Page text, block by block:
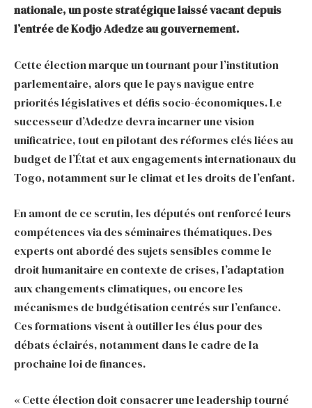
nationale, un poste stratégique laissé vacant depuis
l’entrée de Kodjo Adedze au gouvernement.
Cette élection marque un tournant pour l’institution
parlementaire, alors que le pays navigue entre
priorités législatives et défis socio-économiques. Le
successeur d’Adedze devra incarner une vision
unificatrice, tout en pilotant des réformes clés liées au
budget de l’État et aux engagements internationaux du
Togo, notamment sur le climat et les droits de l’enfant.
En amont de ce scrutin, les députés ont renforcé leurs
compétences via des séminaires thématiques. Des
experts ont abordé des sujets sensibles comme le
droit humanitaire en contexte de crises, l’adaptation
aux changements climatiques, ou encore les
mécanismes de budgétisation centrés sur l’enfance.
Ces formations visent à outiller les élus pour des
débats éclairés, notamment dans le cadre de la
prochaine loi de finances.
« Cette élection doit consacrer une leadership tourné